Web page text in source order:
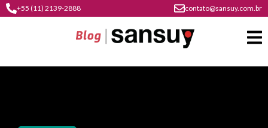
+55 (11) 2139-2888 contato@sansuy.com.br